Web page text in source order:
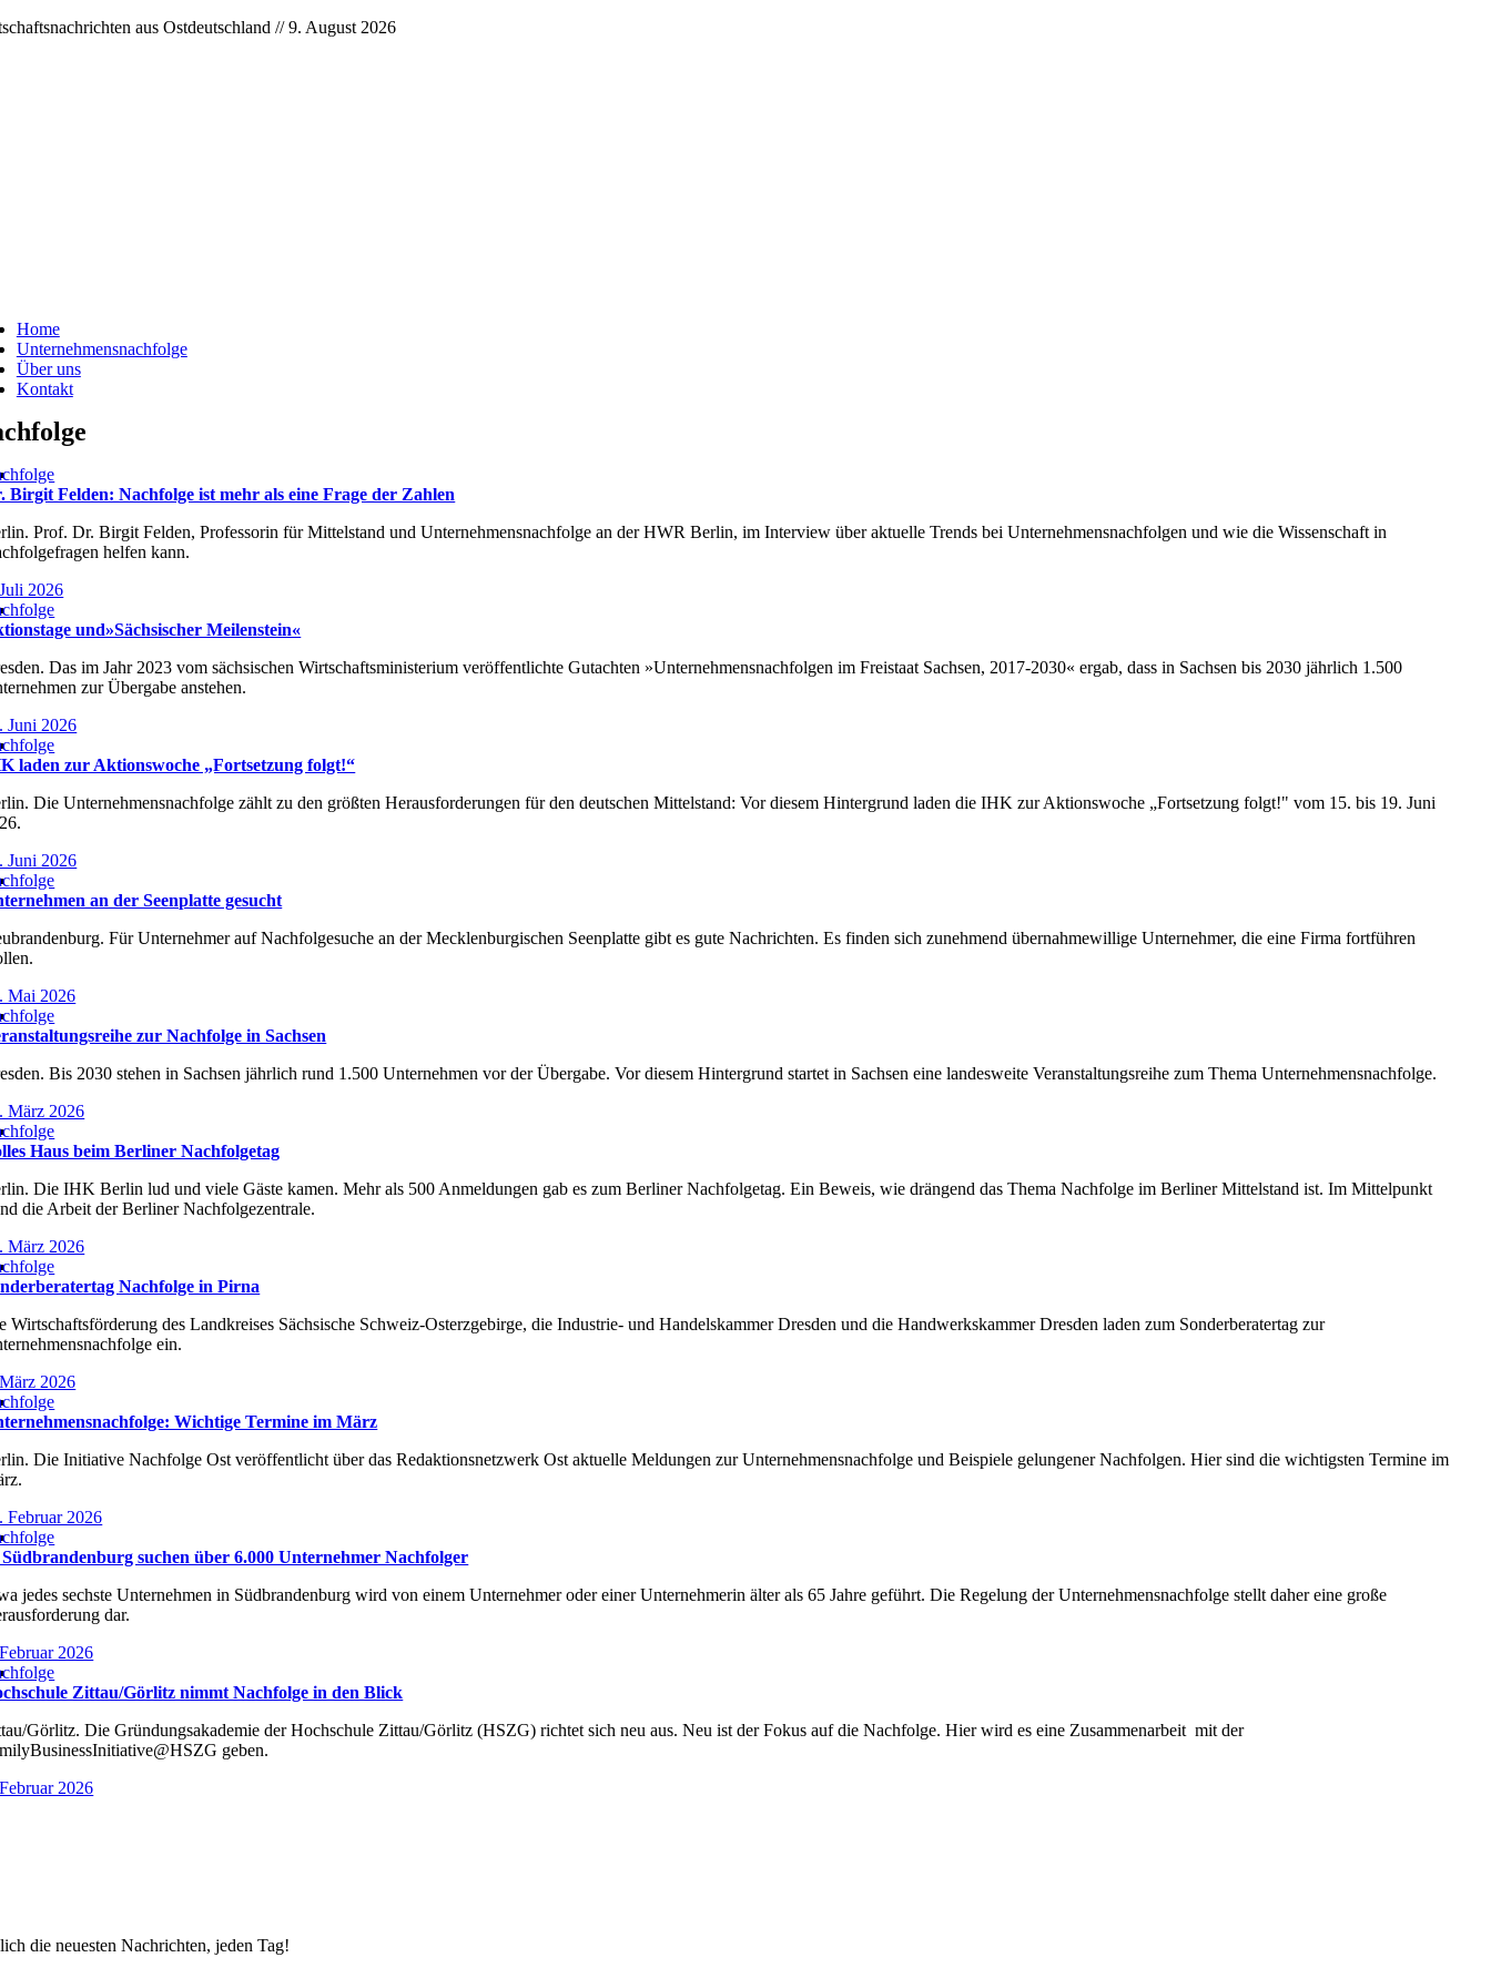
Skip
aus Ostdeutschland // 9. August 2026
Home
Unternehmensnachfolge
Über uns
Kontakt
Birgit Felden: Nachfolge ist mehr als eine Frage der Zahlen
Prof. Dr. Birgit Felden, Professorin für Mittelstand und Unternehmensnachfolge an der HWR Berlin, im Interview über aktuelle Trends bei Unternehmensnachfolgen und wie die Wissenschaft in
helfen kann.
2026
und»Sächsischer Meilenstein«
Das im Jahr 2023 vom sächsischen Wirtschaftsministerium veröffentlichte Gutachten »Unternehmensnachfolgen im Freistaat Sachsen, 2017-2030« ergab, dass in Sachsen bis 2030 jährlich 1.500
zur Übergabe anstehen.
Juni 2026
laden zur Aktionswoche „Fortsetzung folgt!“
Die Unternehmensnachfolge zählt zu den größten Herausforderungen für den deutschen Mittelstand: Vor diesem Hintergrund laden die IHK zur Aktionswoche „Fortsetzung folgt!" vom 15. bis 19. Juni
Juni 2026
an der Seenplatte gesucht
Für Unternehmer auf Nachfolgesuche an der Mecklenburgischen Seenplatte gibt es gute Nachrichten. Es finden sich zunehmend übernahmewillige Unternehmer, die eine Firma fortführen
Mai 2026
zur Nachfolge in Sachsen
Bis 2030 stehen in Sachsen jährlich rund 1.500 Unternehmen vor der Übergabe. Vor diesem Hintergrund startet in Sachsen eine landesweite Veranstaltungsreihe zum Thema Unternehmensnachfolge.
März 2026
Haus beim Berliner Nachfolgetag
Die IHK Berlin lud und viele Gäste kamen. Mehr als 500 Anmeldungen gab es zum Berliner Nachfolgetag. Ein Beweis, wie drängend das Thema Nachfolge im Berliner Mittelstand ist. Im Mittelpunkt
die Arbeit der Berliner Nachfolgezentrale.
März 2026
Nachfolge in Pirna
Wirtschaftsförderung des Landkreises Sächsische Schweiz-Osterzgebirge, die Industrie- und Handelskammer Dresden und die Handwerkskammer Dresden laden zum Sonderberatertag zur
ein.
2026
Wichtige Termine im März
Die Initiative Nachfolge Ost veröffentlicht über das Redaktionsnetzwerk Ost aktuelle Meldungen zur Unternehmensnachfolge und Beispiele gelungener Nachfolgen. Hier sind die wichtigsten Termine im
Februar 2026
suchen über 6.000 Unternehmer Nachfolger
jedes sechste Unternehmen in Südbrandenburg wird von einem Unternehmer oder einer Unternehmerin älter als 65 Jahre geführt. Die Regelung der Unternehmensnachfolge stellt daher eine große
dar.
2026
Zittau/Görlitz nimmt Nachfolge in den Blick
Görlitz. Die Gründungsakademie der Hochschule Zittau/Görlitz (HSZG) richtet sich neu aus. Neu ist der Fokus auf die Nachfolge. Hier wird es eine Zusammenarbeit mit der
geben.
2026
die neuesten Nachrichten, jeden Tag!